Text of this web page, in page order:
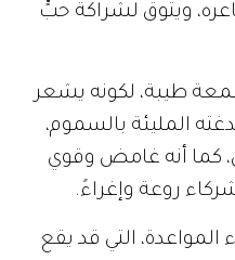
ويتوق لشراكة حبٍّ
طيبة، لكونه يشعر
المليئة بالسموم،
كما أنه غامض وقوي
روعة وإغراءً.
المواعدة، التي قد يقع